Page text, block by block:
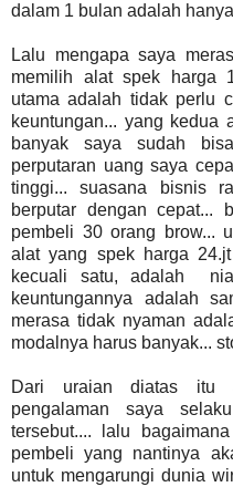
dalam 1 bulan adalah
Lalu mengapa saya
memilih alat spek harga
utama adalah tidak perlu
keuntungan... yang kedua
banyak saya sudah
perputaran uang saya
tinggi... suasana bisnis
berputar dengan cepat...
pembeli 30 orang brow...
alat yang spek harga
kecuali satu, adalah
keuntungannya adalah
merasa tidak nyaman
modalnya harus banyak...
Dari uraian diatas itu
pengalaman saya
tersebut.... lalu
pembeli yang nantinya
untuk mengarungi dunia